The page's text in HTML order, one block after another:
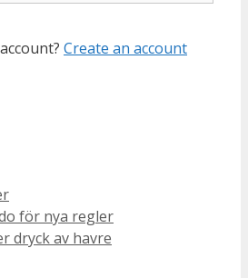
Create an account
för nya regler
dryck av havre